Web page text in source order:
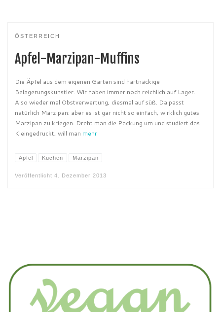
ÖSTERREICH
Apfel-Marzipan-Muffins
Die Äpfel aus dem eigenen Garten sind hartnäckige
Belagerungskünstler. Wir haben immer noch reichlich auf Lager.
Also wieder mal Obstverwertung, diesmal auf süß. Da passt
natürlich Marzipan: aber es ist gar nicht so einfach, wirklich gutes
Marzipan zu kriegen. Dreht man die Packung um und studiert das
Kleingedruckt, will man mehr
Apfel Kuchen Marzipan
Veröffentlicht 4. Dezember 2013